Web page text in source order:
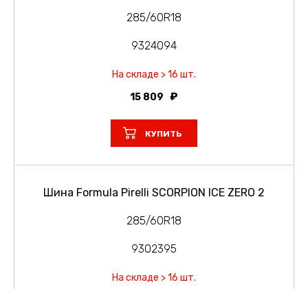
285/60R18
9324094
На складе > 16 шт.
15 809
КУПИТЬ
Шина Formula Pirelli SCORPION ICE ZERO 2
285/60R18
9302395
На складе > 16 шт.